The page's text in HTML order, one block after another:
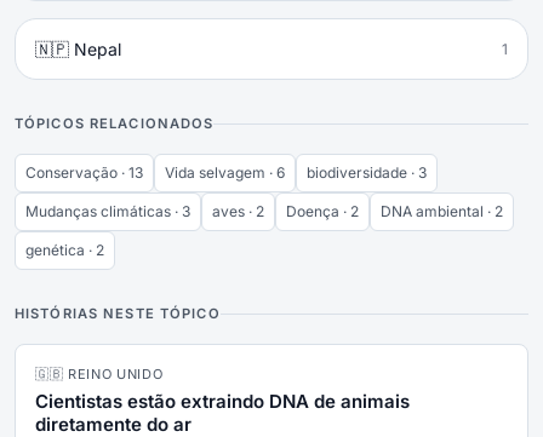
🇳🇵 Nepal 1
TÓPICOS RELACIONADOS
Conservação · 13 Vida selvagem · 6 biodiversidade · 3
Mudanças climáticas · 3 aves · 2 Doença · 2 DNA ambiental · 2
genética · 2
HISTÓRIAS NESTE TÓPICO
🇬🇧 REINO UNIDO
Cientistas estão extraindo DNA de animais
diretamente do ar